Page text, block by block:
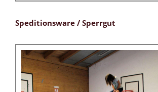
Speditionsware / Sperrgut